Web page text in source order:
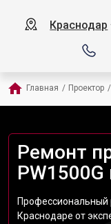
Краснодар
Главная / Проектор /
Ремонт
Профессиональный
Краснодаре от